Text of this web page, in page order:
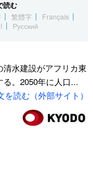
Русский
読む
繁體字
Français
Русский
清水建設がアフリカ東
。2050年に人口...
を読む（外部サイト）